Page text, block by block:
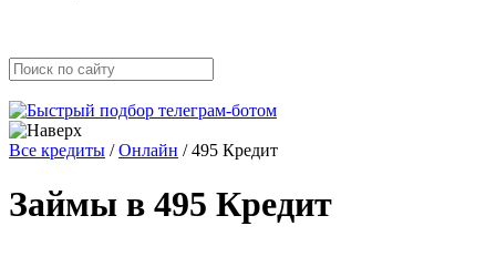
Все кредиты /Онлайн /495 Кредит
Займы в 495 Кредит